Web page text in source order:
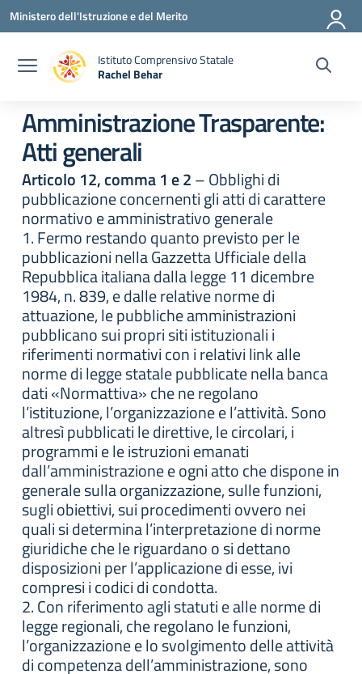
Vai ai contenuti
Vai al menu di navigazione
Vai al footer
Ministero dell'Istruzione e del Merito
Istituto Comprensivo Statale
Rachel Behar
Amministrazione Trasparente:
Atti generali
Articolo 12, comma 1 e 2– Obblighi di
pubblicazione concernenti gli atti di carattere
normativo e amministrativo generale
1. Fermo restando quanto previsto per le
pubblicazioni nella Gazzetta Ufficiale della
Repubblica italiana dalla legge 11 dicembre
1984, n. 839, e dalle relative norme di
attuazione, le pubbliche amministrazioni
pubblicano sui propri siti istituzionali i
riferimenti normativi con i relativi link alle
norme di legge statale pubblicate nella banca
dati «Normattiva» che ne regolano
l’istituzione, l’organizzazione e l’attività. Sono
altresì pubblicati le direttive, le circolari, i
programmi e le istruzioni emanati
dall’amministrazione e ogni atto che dispone in
generale sulla organizzazione, sulle funzioni,
sugli obiettivi, sui procedimenti ovvero nei
quali si determina l’interpretazione di norme
giuridiche che le riguardano o si dettano
disposizioni per l’applicazione di esse, ivi
compresi i codici di condotta.
2. Con riferimento agli statuti e alle norme di
legge regionali, che regolano le funzioni,
l’organizzazione e lo svolgimento delle attività
di competenza dell’amministrazione, sono